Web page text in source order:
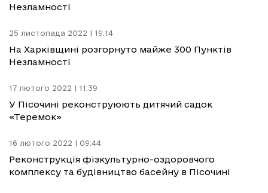
Незламності
25 листопада 2022 | 19:14
На Харківщині розгорнуто майже 300 Пунктів
Незламності
17 лютого 2022 | 11:39
У Пісочині реконструюють дитячий садок
«Теремок»
16 лютого 2022 | 09:44
Реконструкція фізкультурно-оздоровчого
комплексу та будівництво басейну в Пісочині